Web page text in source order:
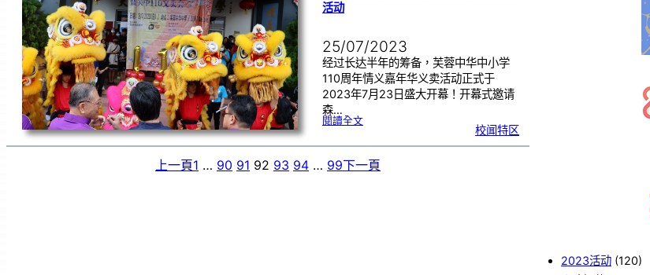
活动
25/07/2023
经过长达半年的筹备，芙蓉中华中小学
110周年情义嘉年华义卖活动正式于
2023年7月23日盛大开幕！开幕式邀请
森…
閱讀全文:芙
中
学
1
1
0
校闻特区
上一頁1 … 90 91 92 93 94 … 99下一頁
2023活动 (120)